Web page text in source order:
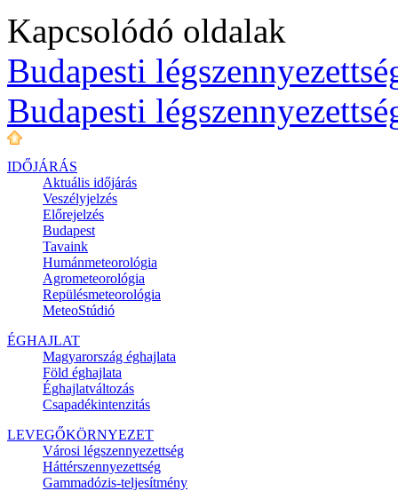
Kapcsolódó oldalak
Budapesti
Budapesti
IDŐJÁRÁS
Aktuális időjárás
Veszélyjelzés
Előrejelzés
Budapest
Tavaink
Humánmeteorológia
Agrometeorológia
Repülésmeteorológia
MeteoStúdió
ÉGHAJLAT
Magyarország éghajlata
Föld éghajlata
Éghajlatváltozás
Csapadékintenzitás
LEVEGŐKÖRNYEZET
Városi légszennyezettség
Háttérszennyezettség
Gammadózis-teljesítmény